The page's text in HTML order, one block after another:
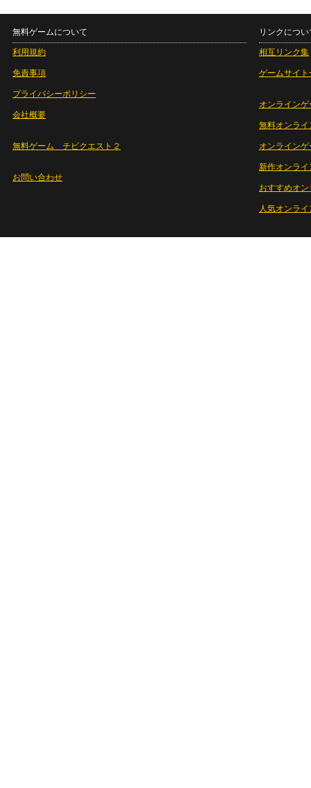
無料ゲームについて
利用規約
免責事項
プライバシーポリシー
会社概要
無料ゲーム チビクエスト２
お問い合わせ
リンクについ
相互リンク集
ゲームサイト
オンラインゲ
無料オンライ
オンライン
新作オンライ
おすすめオ
人気オンラ